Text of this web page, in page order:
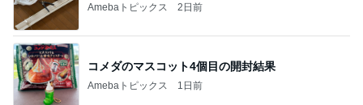
Amebaトピックス 2日前
コメダのマスコット4個目の開封結果
Amebaトピックス 1日前